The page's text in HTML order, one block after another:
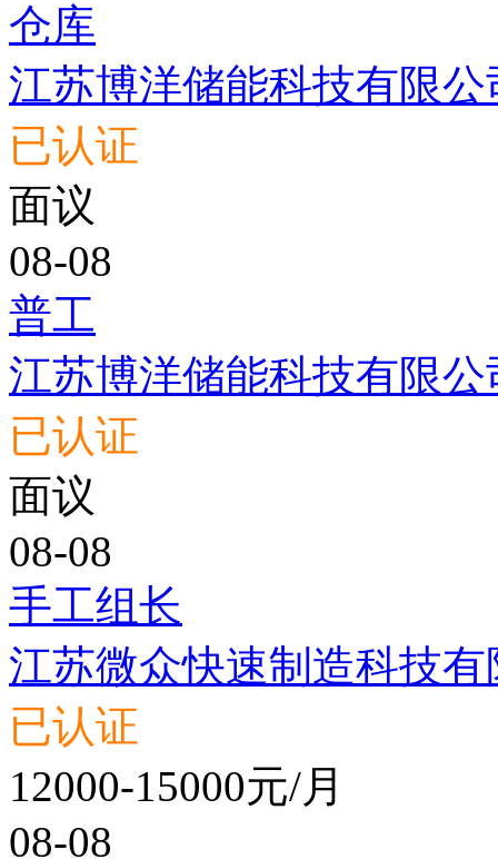
仓库
江苏博洋储能科技有限公
已认证
面议
08-08
普工
江苏博洋储能科技有限公
已认证
面议
08-08
手工组长
江苏微众快速制造科技有
已认证
12000-15000元/月
08-08